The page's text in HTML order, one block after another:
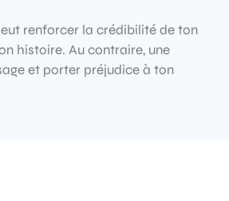
renforcer la crédibilité de ton
histoire. Au contraire, une
et porter préjudice à ton